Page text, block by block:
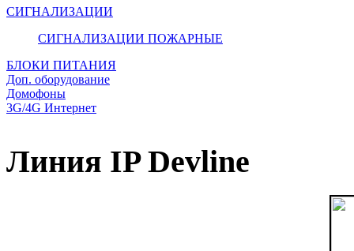
СИГНАЛИЗАЦИИ
СИГНАЛИЗАЦИИ ПОЖАРНЫЕ
БЛОКИ ПИТАНИЯ
Доп. оборудование
Домофоны
3G/4G Интернет
Линия IP Devline